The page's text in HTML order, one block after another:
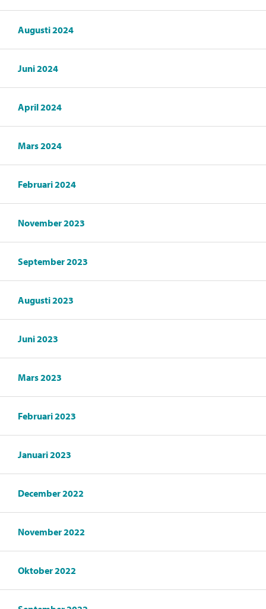
Augusti 2024
Juni 2024
April 2024
Mars 2024
Februari 2024
November 2023
September 2023
Augusti 2023
Juni 2023
Mars 2023
Februari 2023
Januari 2023
December 2022
November 2022
Oktober 2022